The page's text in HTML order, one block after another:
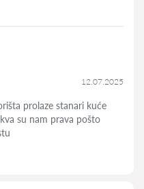
12.07.2025
prolaze stanari kuće
su nam prava pošto